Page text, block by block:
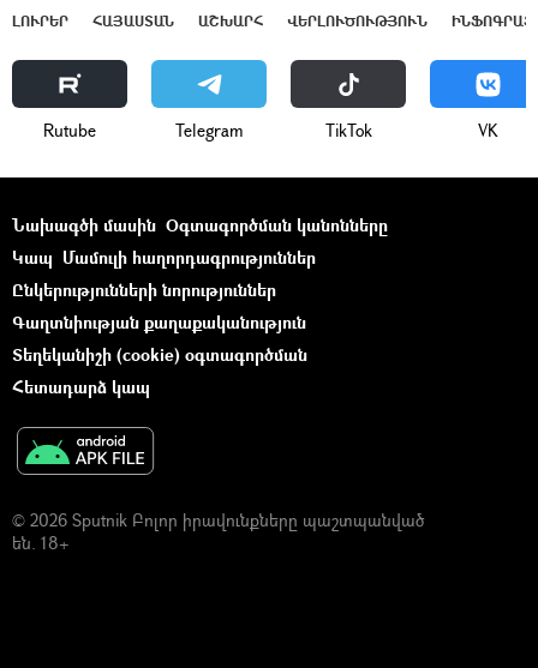
ԼՈՒՐԵՐ ՀԱՅԱՍՏԱՆ ԱՇԽԱՐՀ ՎԵՐԼՈՒԾՈՒԹՅՈՒՆ
Rutube Telegram ТikТоk VK
Նախագծի մասին Օգտագործման կանոնները
Կապ Մամուլի հաղորդագրություններ
Ընկերությունների նորություններ
Գաղտնիության քաղաքականություն
Տեղեկանիշի (cookie) օգտագործման
Հետադարձ կապ
© 2026 Sputnik Բոլոր իրավունքները պաշտպանված
են. 18+